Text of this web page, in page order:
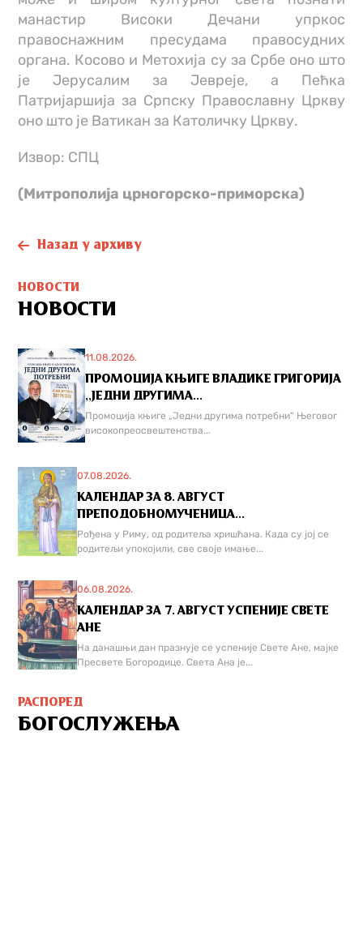
манастир Високи Дечани упркос
правоснажним пресудама правосудних
органа. Косово и Метохија су за Србе оно што
је Јерусалим за Јевреје, а Пећка
Патријаршија за Српску Православну Цркву
оно што је Ватикан за Католичку Цркву.
Извор: СПЦ
(Митрополија црногорско-приморска)
Назад у архиву
НОВОСТИ
НОВОСТИ
11.08.2026.
ПРОМОЦИЈА КЊИГЕ ВЛАДИКЕ ГРИГОРИЈА
,,ЈЕДНИ ДРУГИМА...
Промоција књиге „Једни другима потребни“ Његовог
високопреосвештенства...
07.08.2026.
КАЛЕНДАР ЗА 8. АВГУСТ
ПРЕПОДОБНОМУЧЕНИЦА...
Рођена у Риму, од родитеља хришћана. Када су јој се
родитељи упокојили, све своје имање...
06.08.2026.
КАЛЕНДАР ЗА 7. АВГУСТ УСПЕНИЈЕ СВЕТЕ
АНЕ
На данашњи дан празнује се успеније Свете Ане, мајке
Пресвете Богородице. Света Ана је...
РАСПОРЕД
БОГОСЛУЖЕЊА